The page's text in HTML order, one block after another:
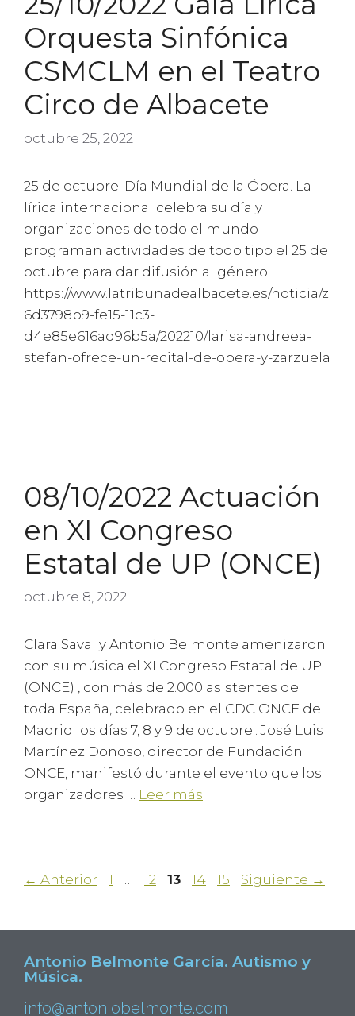
Orquesta Sinfónica
CSMCLM en el Teatro
Circo de Albacete
octubre 25, 2022
25 de octubre: Día Mundial de la Ópera. La
lírica internacional celebra su día y
organizaciones de todo el mundo
programan actividades de todo tipo el 25 de
octubre para dar difusión al género.
https://www.latribunadealbacete.es/noticia/z
6d3798b9-fe15-11c3-
d4e85e616ad96b5a/202210/larisa-andreea-
stefan-ofrece-un-recital-de-opera-y-zarzuela
08/10/2022 Actuación
en XI Congreso
Estatal de UP (ONCE)
octubre 8, 2022
Clara Saval y Antonio Belmonte amenizaron
con su música el XI Congreso Estatal de UP
(ONCE) , con más de 2.000 asistentes de
toda España, celebrado en el CDC ONCE de
Madrid los días 7, 8 y 9 de octubre.. José Luis
Martínez Donoso, director de Fundación
ONCE, manifestó durante el evento que los
organizadores … Leer más
← Anterior 1 … 12 13 14 15 Siguiente →
Antonio Belmonte García. Autismo y
Música.
info@antoniobelmonte.com